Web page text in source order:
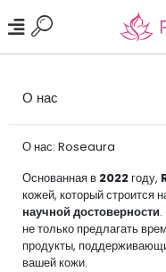
О нас
О нас: Roseaura
Основанная в 2022 году,
кожей, который строится
научной достоверности
не только предлагать
продукты,
вашей кожи.